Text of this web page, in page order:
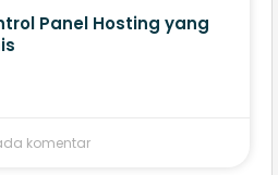
Panel Hosting yang
komentar